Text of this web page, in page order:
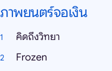
ภาพยนตร์จอเงิน
คิดถึงวิทยา
Frozen